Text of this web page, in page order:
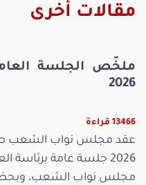
مقالات أخرى
2026
13466 قراءة
2026 جلسة عامة برئاسة
مجلس نواب الشعب،